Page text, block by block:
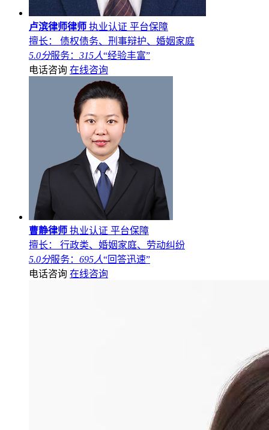
卢滨律师律师 执业认证 平台保障
擅长： 债权债务、刑事辩护、婚姻家庭
5.0分服务： 315人“经验丰富”
电话咨询 在线咨询
曹静律师 执业认证 平台保障
擅长： 行政类、婚姻家庭、劳动纠纷
5.0分服务： 695人“回答迅速”
电话咨询 在线咨询